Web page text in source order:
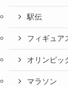
駅伝
フィギュア
オリンピッ
マラソン